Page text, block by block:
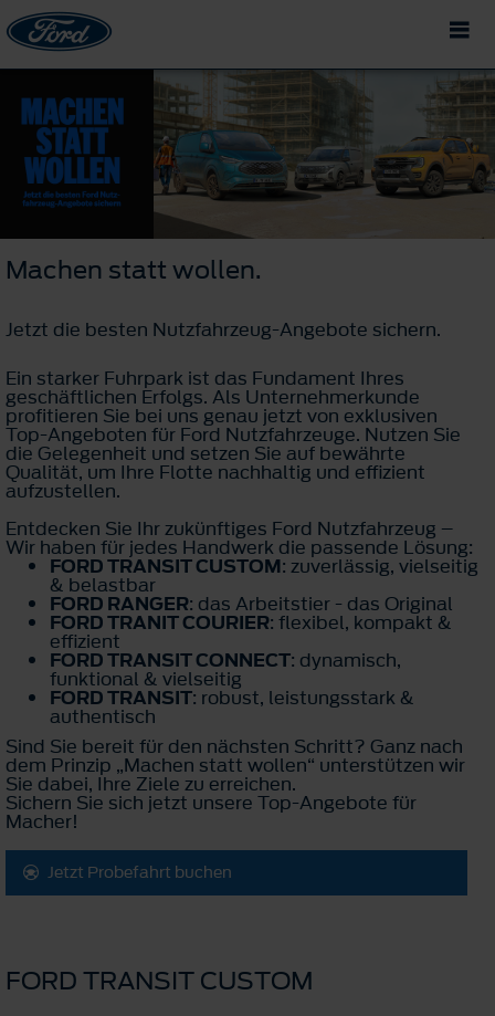
Machen statt wollen.
Jetzt die besten Nutzfahrzeug-Angebote sichern.
Ein starker Fuhrpark ist das Fundament Ihres
geschäftlichen Erfolgs. Als Unternehmerkunde
profitieren Sie bei uns genau jetzt von exklusiven
Top-Angeboten für Ford Nutzfahrzeuge. Nutzen Sie
die Gelegenheit und setzen Sie auf bewährte
Qualität, um Ihre Flotte nachhaltig und effizient
aufzustellen.
Entdecken Sie Ihr zukünftiges Ford Nutzfahrzeug –
Wir haben für jedes Handwerk die passende Lösung:
FORD TRANSIT CUSTOM: zuverlässig, vielseitig
& belastbar
FORD RANGER: das Arbeitstier - das Original
FORD TRANIT COURIER: flexibel, kompakt &
effizient
FORD TRANSIT CONNECT: dynamisch,
funktional & vielseitig
FORD TRANSIT: robust, leistungsstark &
authentisch
Sind Sie bereit für den nächsten Schritt? Ganz nach
dem Prinzip „Machen statt wollen“ unterstützen wir
Sie dabei, Ihre Ziele zu erreichen.
Sichern Sie sich jetzt unsere Top-Angebote für
Macher!
Jetzt Probefahrt buchen
FORD TRANSIT CUSTOM